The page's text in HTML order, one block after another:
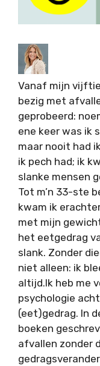
Vanaf mijn
bezig met
geprobeerd:
ene keer was ik
maar nooit had
ik pech had; ik
slanke mensen
Tot m’n 33-ste
kwam ik
met mijn
het eetgedrag
slank. Zonder
niet alleen: ik
altijd.Ik heb me
psychologie
(eet)gedrag. In
boeken
afvallen zonder